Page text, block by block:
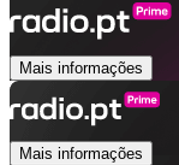
Mais informações
Mais informações